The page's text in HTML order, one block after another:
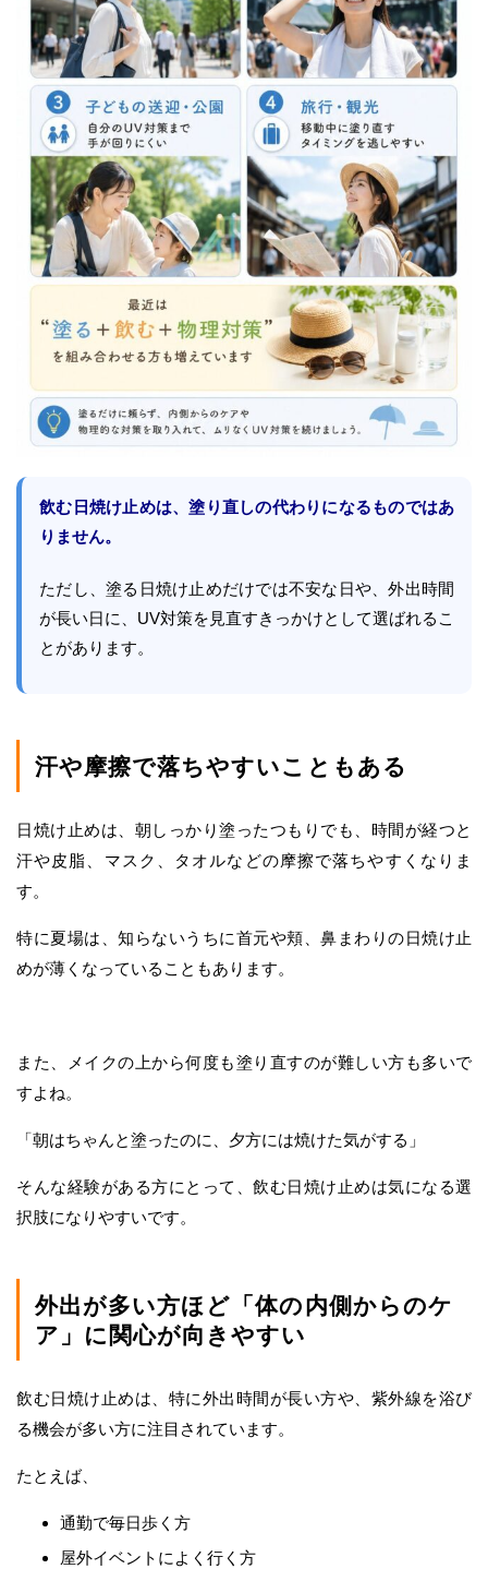
飲む日焼け止めは、塗り直しの代わりになるものではあ
りません。
ただし、塗る日焼け止めだけでは不安な日や、外出時間
が長い日に、UV対策を見直すきっかけとして選ばれるこ
とがあります。
汗や摩擦で落ちやすいこともある
日焼け止めは、朝しっかり塗ったつもりでも、時間が経つと
汗や皮脂、マスク、タオルなどの摩擦で落ちやすくなりま
す。
特に夏場は、知らないうちに首元や頬、鼻まわりの日焼け止
めが薄くなっていることもあります。
また、メイクの上から何度も塗り直すのが難しい方も多いで
すよね。
「朝はちゃんと塗ったのに、夕方には焼けた気がする」
そんな経験がある方にとって、飲む日焼け止めは気になる選
択肢になりやすいです。
外出が多い方ほど「体の内側からのケ
ア」に関心が向きやすい
飲む日焼け止めは、特に外出時間が長い方や、紫外線を浴び
る機会が多い方に注目されています。
たとえば、
通勤で毎日歩く方
屋外イベントによく行く方